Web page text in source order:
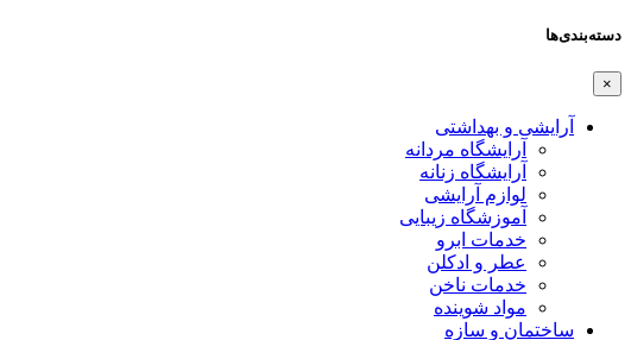
دسته‌بندی‌ها
×
آرایشی و بهداشتی
آرایشگاه مردانه
آرایشگاه زنانه
لوازم آرایشی
آموزشگاه زیبایی
خدمات ابرو
عطر و ادکلن
خدمات ناخن
مواد شوینده
ساختمان و سازه